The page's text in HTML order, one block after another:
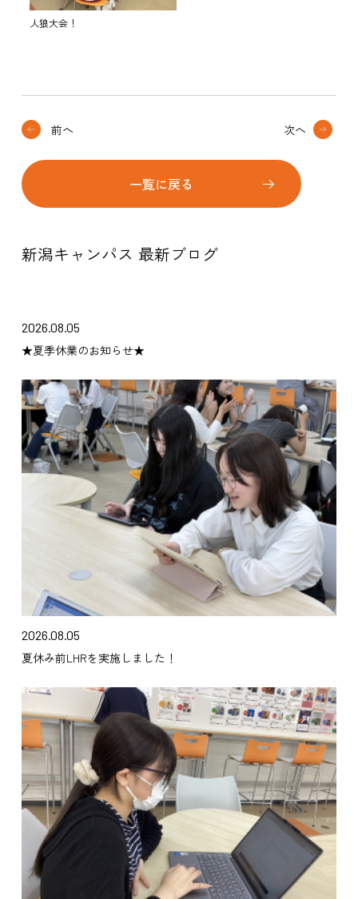
人狼大会！
前へ
一覧に戻る
次へ
新潟キャンパス 最新ブログ
2026.08.05
★夏季休業のお知らせ★
2026.08.05
夏休み前LHRを実施しました！